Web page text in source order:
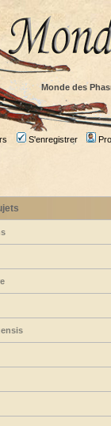
Monde des
S'enregistrer